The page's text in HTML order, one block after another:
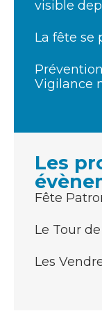
visible
La fête se
Vigilance
Les
Fête
Le Tour
Les